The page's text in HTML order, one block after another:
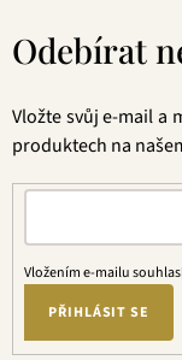
Odebírat
Vložte svůj e-mail a
produktech na
Vložením e-mailu
PŘIHLÁSIT SE